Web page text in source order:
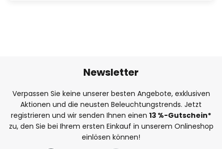
Newsletter
Verpassen Sie keine unserer besten Angebote, exklusiven
Aktionen und die neusten Beleuchtungstrends. Jetzt
registrieren und wir senden Ihnen einen 13 %-Gutschein*
zu, den Sie bei Ihrem ersten Einkauf in unserem Onlineshop
einlösen können!